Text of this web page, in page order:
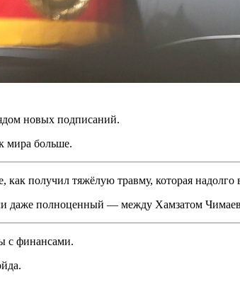
новых подписаний.
мира больше.
как получил тяжёлую травму, которая
даже полноценный — между Хамзатом
с финансами.